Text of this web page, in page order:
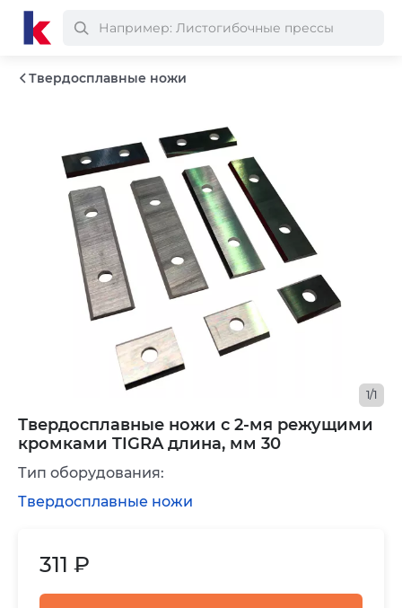
Твердосплавные ножи
Твердосплавные ножи с 2-мя режущими
кромками TIGRA длина, мм 30
1/1
311 ₽
Тип оборудования:
Твердосплавные ножи